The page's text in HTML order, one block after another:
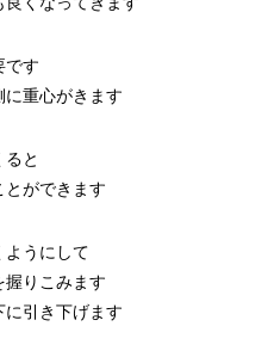
です
に重心がきます
と
とができます
ようにして
握りこみます
引き下げます